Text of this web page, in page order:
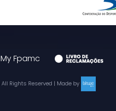
My Fpamc
All Rights Reserved | Made by